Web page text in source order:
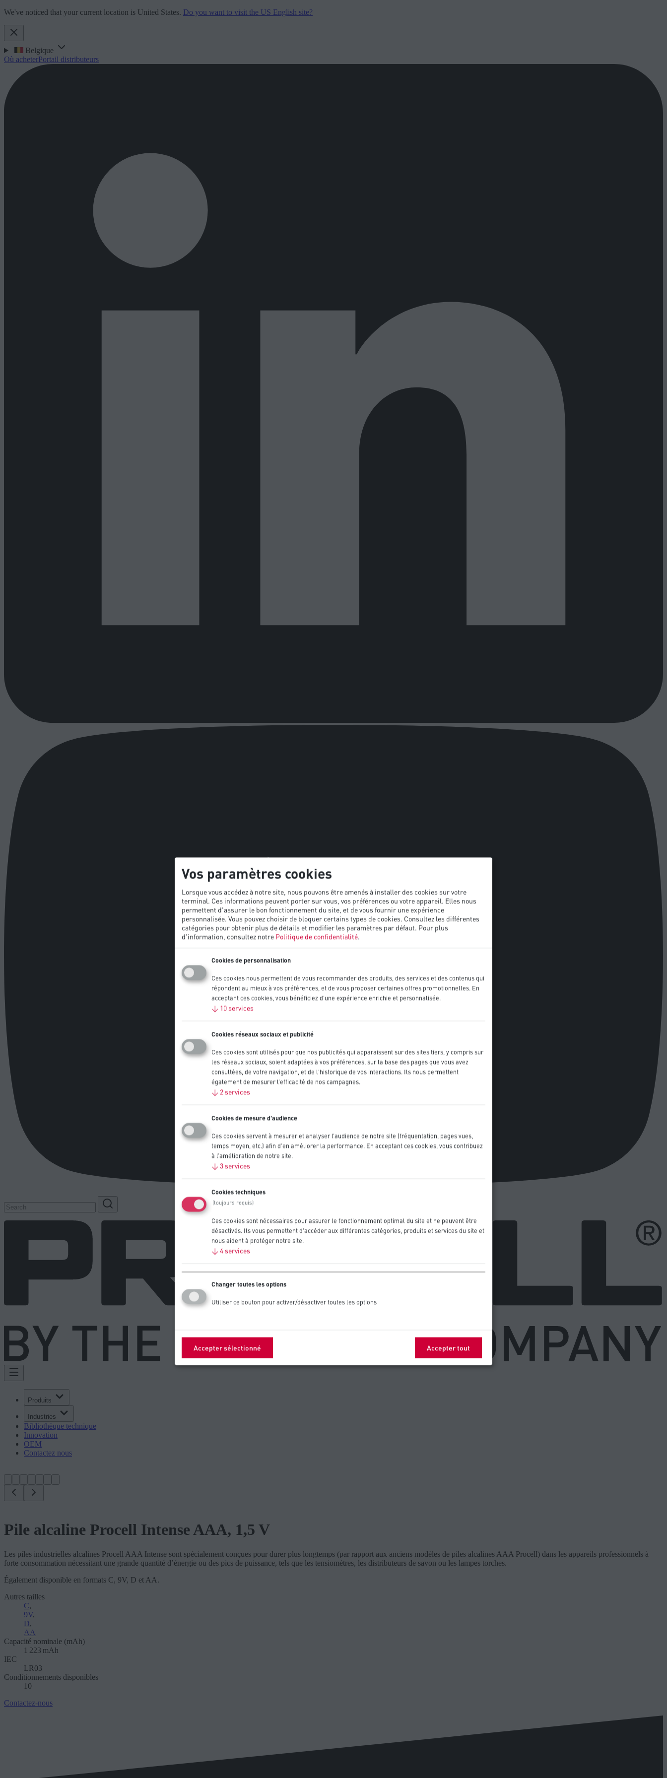
We've noticed that your current location is United States. Do you want to visit the US English site?
Belgique
Où acheterPortail distributeurs
Produits
Industries
Bibliothèque technique
Innovation
OEM
Contactez nous
Pile alcaline Procell Intense AAA, 1,5 V
Les piles industrielles alcalines Procell AAA Intense sont spécialement conçues pour durer plus longtemps (par rapport aux anciens modèles de piles alcalines AAA Procell) dans les appareils professionnels à
forte consommation nécessitant une grande quantité d’énergie ou des pics de puissance, tels que les tensiomètres, les distributeurs de savon ou les lampes torches.
Également disponible en formats C, 9V, D et AA.
Autres tailles
C,
9V,
D,
AA
Capacité nominale (mAh)
1 223 mAh
IEC
LR03
Conditionnements disponibles
10
Contactez-nous
Vos paramètres cookies
Lorsque vous accédez à notre site, nous pouvons être amenés à installer des cookies sur votre
terminal. Ces informations peuvent porter sur vous, vos préférences ou votre appareil. Elles nous
permettent d'assurer le bon fonctionnement du site, et de vous fournir une expérience
personnalisée. Vous pouvez choisir de bloquer certains types de cookies. Consultez les différentes
catégories pour obtenir plus de détails et modifier les paramètres par défaut. Pour plus
d'information, consultez notre Politique de confidentialité.
Cookies de personnalisation
Ces cookies nous permettent de vous recommander des produits, des services et des contenus qui
répondent au mieux à vos préférences, et de vous proposer certaines offres promotionnelles. En
acceptant ces cookies, vous bénéficiez d’une expérience enrichie et personnalisée.
↓ 10 services
Cookies réseaux sociaux et publicité
Ces cookies sont utilisés pour que nos publicités qui apparaissent sur des sites tiers, y compris sur
les réseaux sociaux, soient adaptées à vos préférences, sur la base des pages que vous avez
consultées, de votre navigation, et de l'historique de vos interactions. Ils nous permettent
également de mesurer l’efficacité de nos campagnes.
↓ 2 services
Cookies de mesure d'audience
Ces cookies servent à mesurer et analyser l’audience de notre site (fréquentation, pages vues,
temps moyen, etc.) afin d’en améliorer la performance. En acceptant ces cookies, vous contribuez
à l’amélioration de notre site.
↓ 3 services
Cookies techniques
(toujours requis)
Ces cookies sont nécessaires pour assurer le fonctionnement optimal du site et ne peuvent être
désactivés. Ils vous permettent d'accéder aux différentes catégories, produits et services du site et
nous aident à protéger notre site.
↓ 4 services
Changer toutes les options
Utiliser ce bouton pour activer/désactiver toutes les options
Accepter sélectionné Accepter tout